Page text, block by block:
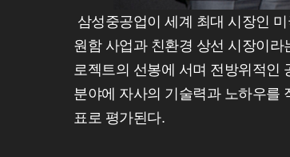
삼성중공업이 세계 최대 시장인
원함 사업과 친환경 상선 시장이라
로젝트의 선봉에 서며 전방위적인
분야에 자사의 기술력과 노하우를
표로 평가된다.